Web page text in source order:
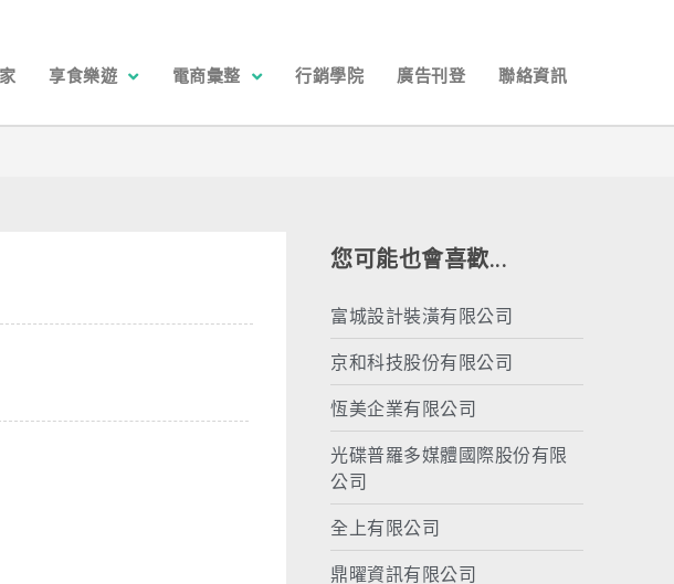
享食樂遊 電商彙整 行銷學院 廣告刊登 聯絡資訊
您可能也會喜歡...
富城設計裝潢有限公司
京和科技股份有限公司
恆美企業有限公司
光碟普羅多媒體國際股份有限
公司
全上有限公司
鼎曜資訊有限公司